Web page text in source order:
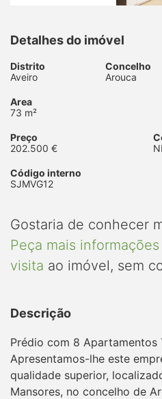
Detalhes do imóvel
Distrito
Aveiro
Concelho
Arouca
Area
73 m²
Preço
202.500 €
Código interno
SJMVG12
Gostaria de conhecer
Peça mais
visita ao imóvel, sem
Descrição
Prédio com 8 Apartamentos
Apresentamos-lhe este
qualidade superior,
Mansores, no concelho de